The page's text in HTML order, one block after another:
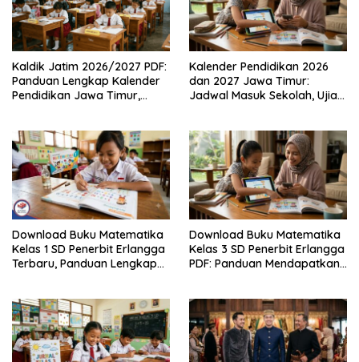
Kaldik Jatim 2026/2027 PDF:
Panduan Lengkap Kalender
Pendidikan Jawa Timur,
Kalender Pendidikan 2026
dan 2027 Jawa Timur:
Jadwal Masuk Sekolah, Ujian,
Download Buku Matematika
Kelas 1 SD Penerbit Erlangga
Terbaru, Panduan Lengkap
Legal
Download Buku Matematika
Kelas 3 SD Penerbit Erlangga
PDF: Panduan Mendapatkan